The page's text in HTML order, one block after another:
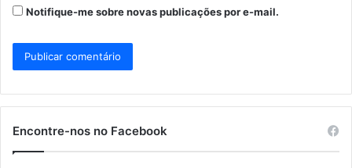
Notifique-me sobre novas publicações por e-mail.
Encontre-nos no Facebook